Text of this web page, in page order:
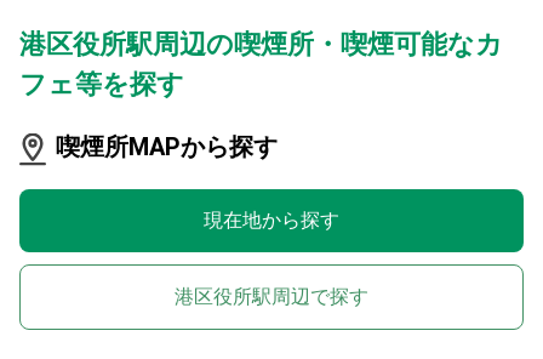
港区役所駅周辺の喫煙所・喫煙可能なカ
フェ等を探す
喫煙所MAPから探す
現在地から探す
港区役所駅周辺で探す